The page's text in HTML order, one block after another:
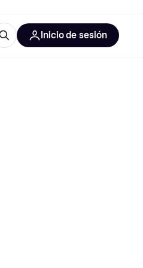
Inicio de sesión